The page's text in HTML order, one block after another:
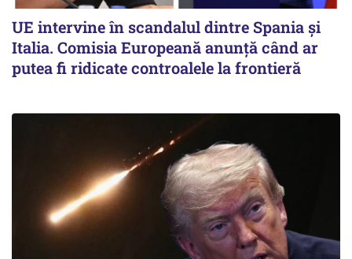
UE intervine în scandalul dintre Spania și
Italia. Comisia Europeană anunță când ar
putea fi ridicate controalele la frontieră